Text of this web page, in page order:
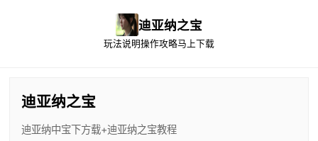
迪亚纳之宝
玩法说明操作攻略马上下载
迪亚纳之宝
迪亚纳中宝下方载+迪亚纳之宝教程